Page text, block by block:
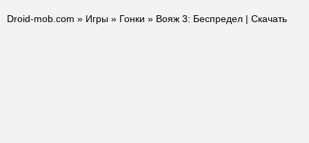
Droid-mob.com » Игры » Гонки » Вояж 3: Беспредел | Скачать